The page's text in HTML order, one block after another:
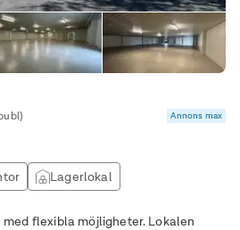
Annons max
Lagerlokal
flexibla möjligheter. Lokalen